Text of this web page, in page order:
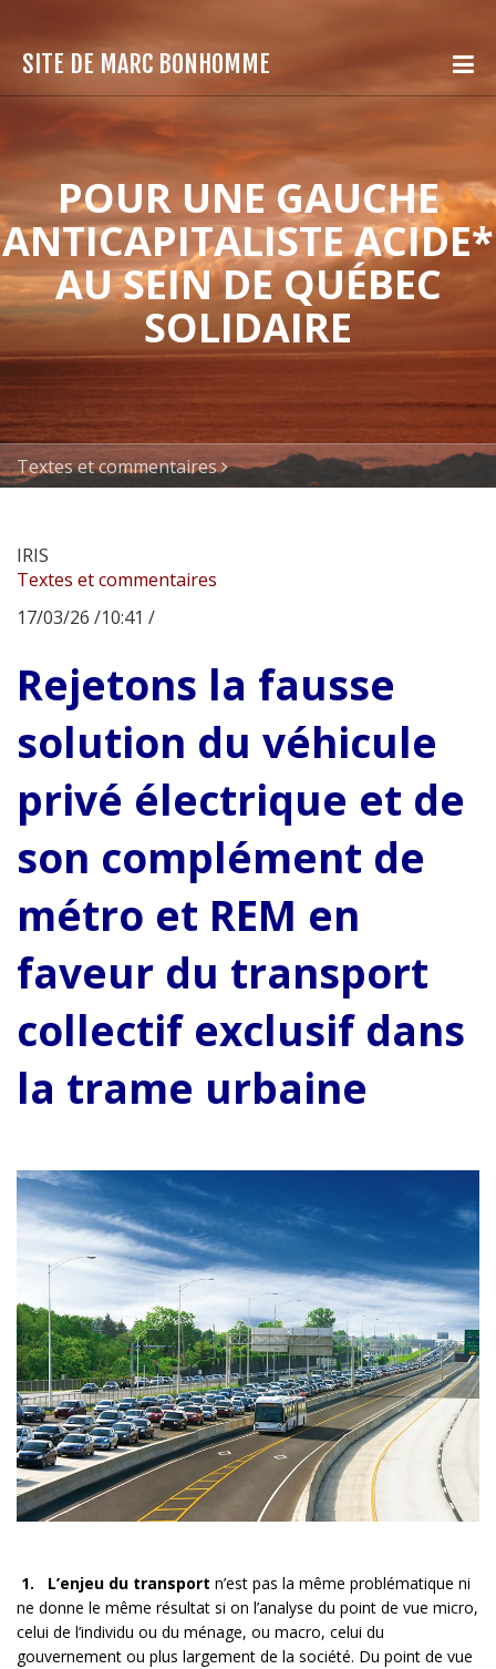
SITE DE MARC BONHOMME
POUR UNE GAUCHE
ANTICAPITALISTE ACIDE*
AU SEIN DE QUÉBEC
SOLIDAIRE
Textes et commentaires
IRIS
Textes et commentaires
17/03/26 /10:41 /
Rejetons la fausse
solution du véhicule
privé électrique et de
son complément de
métro et REM en
faveur du transport
collectif exclusif dans
la trame urbaine
1. L’enjeu du transport n’est pas la même problématique ni
ne donne le même résultat si on l’analyse du point de vue micro,
celui de l’individu ou du ménage, ou macro, celui du
gouvernement ou plus largement de la société. Du point de vue